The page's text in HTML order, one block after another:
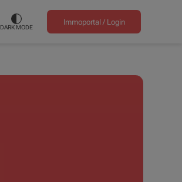
DARK MODE
Immoportal / Login